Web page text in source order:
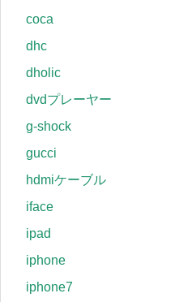
coca
dhc
dholic
dvdプレーヤー
g-shock
gucci
hdmiケーブル
iface
ipad
iphone
iphone7